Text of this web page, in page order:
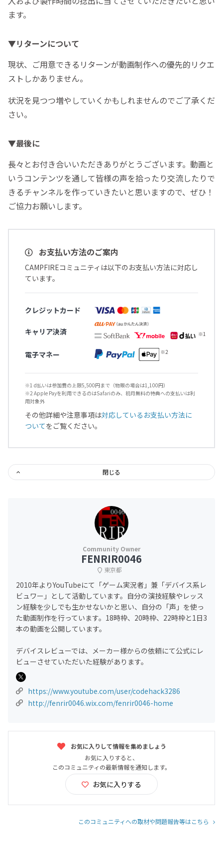
ます。
▼リターンについて
現状、ご用意できるリターンが動画制作への優先的リクエ
ストしかありません。
状況を見つつ増やしていくかもしれませんのでご了承くだ
さい。
▼最後に
長々とお付き合いいただきありがとうございます。動画と
いうコンテンツを通して皆様の声を拾ったり交流したりで
きるチャンネルを作っていきたいと思いますので、ぜひ！
ご協力お願いします。
お支払い方法のご案内
CAMPFIREコミュニティは以下のお支払い方法に対応し
ています。
クレジットカード
キャリア決済
電子マネー
※1 d払いは参加費の上限5,500円まで（物販の場合は1,100円）
※2 Apple Payを利用できるのはSafariのみ、初月無料の特典への支払いは利
用対象外
その他詳細や注意事項は対応しているお支払い方法に
ついてをご覧ください。
閉じる
FENRIR0046
東京都
2010年よりYouTubeにて「ゲーム実況者」兼「デバイス系レ
ビュワー」として活動しています。自分の演技経験やレッス
ン経験を少しでも生かせないかと思い、自分の「声」を使っ
た動画制作を行っています。18時枠、20時枠、22時枠と1日3
本の動画を公開しています。
デバイスレビューでは、メーカー様からの依頼にて公式にレ
ビューさせていただいた経験があります。
https://www.youtube.com/user/codehack3286
http://fenrir0046.wix.com/fenrir0046-home
お気に入りして情報を集めましょう
お気に入りすると、
このコミュニティの最新情報を通知します。
お気に入りする
このコミュニティへの取材や問題報告等はこちら